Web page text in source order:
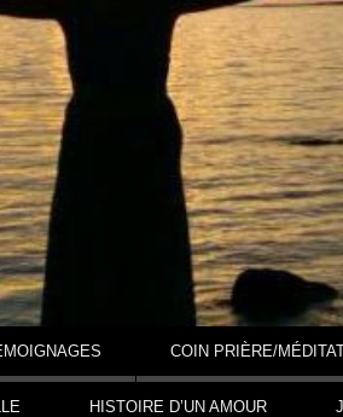
COIN PRIÈRE/
HISTOIRE D’UN AMOUR